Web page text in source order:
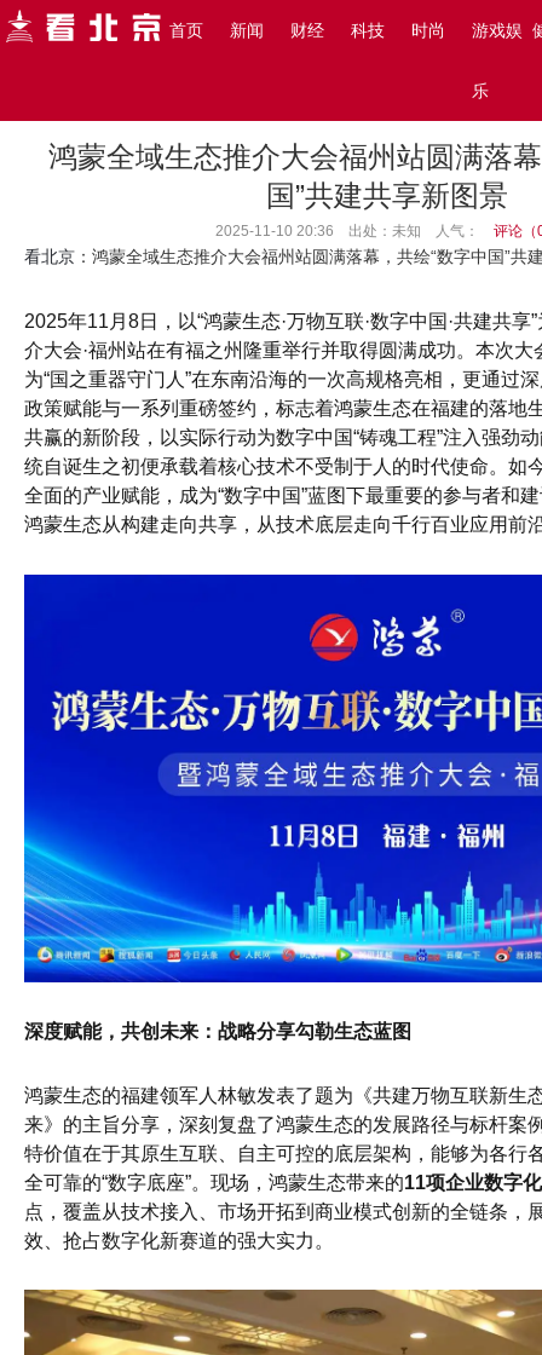
首页 新闻 财经 科技 时尚 游戏娱
乐
搜索
鸿蒙全域生态推介大会福州站圆满落
国”共建共享新图景
2025-11-10 20:36 出处：未知 人气： 评论（
看北京 ：鸿蒙全域生态推介大会福州站圆满落幕，共绘“数字中国”共
2025年11月8日，以“鸿蒙生态·万物互联·数字中国·共建共享
介大会·福州站在有福之州隆重举行并取得圆满成功。本次大
为“国之重器守门人”在东南沿海的一次高规格亮相，更通过
政策赋能与一系列重磅签约，标志着鸿蒙生态在福建的落地
共赢的新阶段，以实际行动为数字中国“铸魂工程”注入强劲
统自诞生之初便承载着核心技术不受制于人的时代使命。如
全面的产业赋能，成为“数字中国”蓝图下最重要的参与者和
鸿蒙生态从构建走向共享，从技术底层走向千行百业应用前
深度赋能，共创未来：战略分享勾勒生态蓝图
鸿蒙生态的福建领军人林敏发表了题为《共建万物互联新生
来》的主旨分享，深刻复盘了鸿蒙生态的发展路径与标杆案
特价值在于其原生互联、自主可控的底层架构，能够为各行
全可靠的“数字底座”。现场，鸿蒙生态带来的11项企业数字
点，覆盖从技术接入、市场开拓到商业模式创新的全链条，
效、抢占数字化新赛道的强大实力。